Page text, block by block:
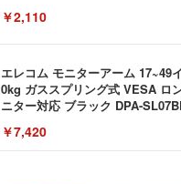
￥2,110
エレコム モニターアーム 17~49
0kg ガススプリング式 VESA ロ
ニター対応 ブラック DPA-
￥7,420